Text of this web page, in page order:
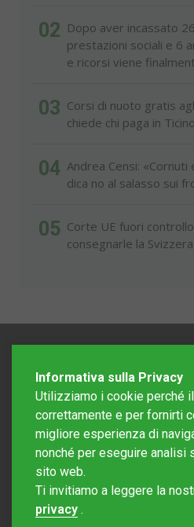
02 Dopo aver incassato
prestazioni sociali e 6
e ricorsi viene
03 Corsi di nuoto gratis
chiede chi paga in Ticino
04 Andrea Censi: «Cornuti
dica no al salasso sui
05 Corte UE fuori
consegnarle la Svizzera
Editore
Informativa sulla Privacy
Utilizziamo i cookie perché
correttamente e per fornirti
migliore esperienza di
nonché per eseguire analisi
sito web.
Ti invitiamo a leggere la
privacy .